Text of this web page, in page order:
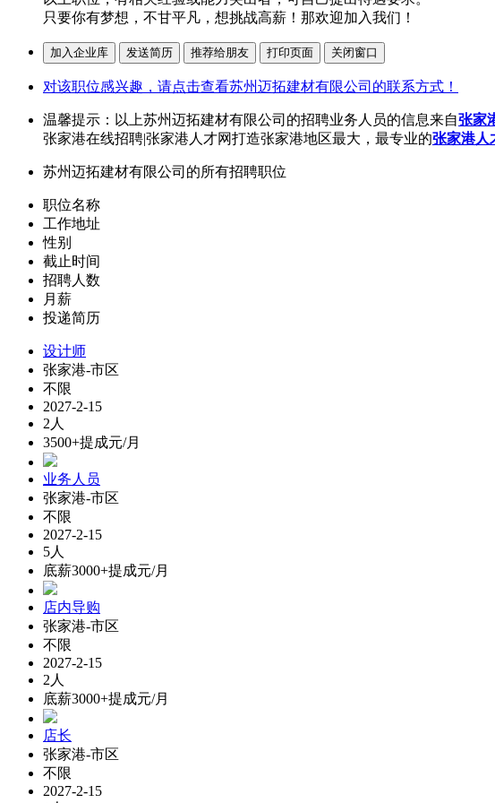
只要你有梦想，不甘平凡，想挑战高薪！那欢迎加入我们！
对该职位感兴趣，请点击查看苏州迈拓建材有限公司的联系方式！
温馨提示：以上苏州迈拓建材有限公司的招聘业务人员的信息来自张家
张家港在线招聘|张家港人才网打造张家港地区最大，最专业的张家港人
苏州迈拓建材有限公司的所有招聘职位
职位名称
工作地址
性别
截止时间
招聘人数
月薪
投递简历
设计师
张家港-市区
不限
2027-2-15
2人
3500+提成元/月
业务人员
张家港-市区
不限
2027-2-15
5人
底薪3000+提成元/月
店内导购
张家港-市区
不限
2027-2-15
2人
底薪3000+提成元/月
店长
张家港-市区
不限
2027-2-15